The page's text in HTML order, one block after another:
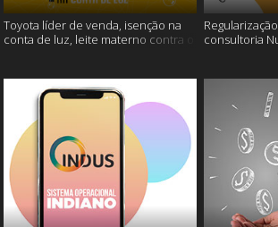
Toyota líder de venda, isenção na
conta de luz, leite materno contra o
consultoria